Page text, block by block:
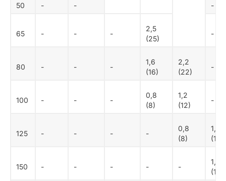
50 - - -
65 - - -
2,5
(25)
-
80 - - -
1,6
(16)
2,2
(22)
-
100 - - -
0,8
(8)
1,2
(12)
-
125 - - - -
0,8
(8)
1,6
(16)
150 - - - - -
1,2
(12)